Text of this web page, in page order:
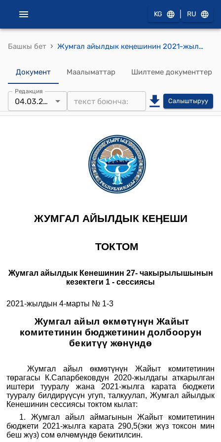
KG RU
Башкы бет › Жумгал айылдык кеңешинин 2021-жылдын 4-мартындагы № 1-3 " Жумгал айыл ѳкмѳтүнүн Жайыт комитетинин бюджетинин долбоорун бекитүү жөнүндө " токтому
Документ Маалыматтар Шилтеме документтер
Редакция
04.03.2021 Салыштыруу